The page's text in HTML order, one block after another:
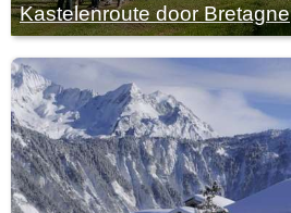
Kastelenroute door Bretagne